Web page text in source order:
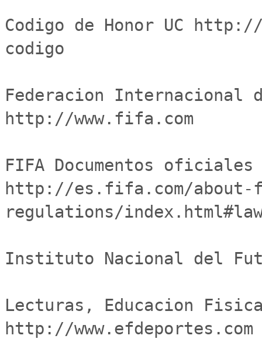
Codigo de Honor UC
codigo
Federacion Internacional
http://www.fifa.com
FIFA Documentos
http://es.fifa.com/
regulations/
Instituto Nacional del
Lecturas, Educacion
http://www.efdeportes.com